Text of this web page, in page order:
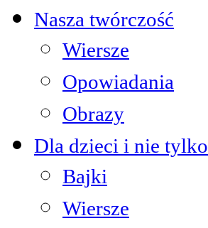
Nasza twórczość
Wiersze
Opowiadania
Obrazy
Dla dzieci i nie tylko
Bajki
Wiersze